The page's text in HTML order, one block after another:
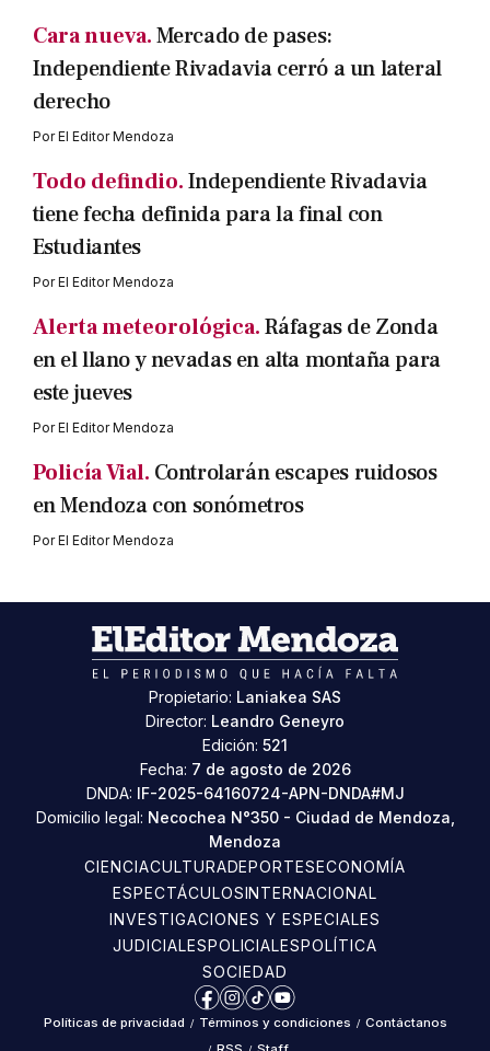
Cara nueva.Mercado de pases:
Independiente Rivadavia cerró a un lateral
derecho
PorEl Editor Mendoza
Todo defindio.Independiente Rivadavia
tiene fecha definida para la final con
Estudiantes
PorEl Editor Mendoza
Alerta meteorológica.Ráfagas de Zonda
en el llano y nevadas en alta montaña para
este jueves
PorEl Editor Mendoza
Policía Vial. Controlarán escapes ruidosos
en Mendoza con sonómetros
PorEl Editor Mendoza
Propietario: Laniakea SAS
Director: Leandro Geneyro
Edición: 521
Fecha: 7 de agosto de 2026
DNDA: IF-2025-64160724-APN-DNDA#MJ
Domicilio legal: Necochea N°350 - Ciudad de Mendoza,
Mendoza
CIENCIACULTURADEPORTESECONOMÍA
ESPECTÁCULOSINTERNACIONAL
INVESTIGACIONES Y ESPECIALES
JUDICIALESPOLICIALESPOLÍTICA
SOCIEDAD
Facebook
Instagram
TikTokYouTube
Políticas de privacidad / Términos y condiciones / Contáctanos